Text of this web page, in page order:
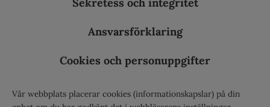
Ansvarsförklaring
Cookies och personuppgifter
Vår webbplats placerar cookies (informationskapslar) på din